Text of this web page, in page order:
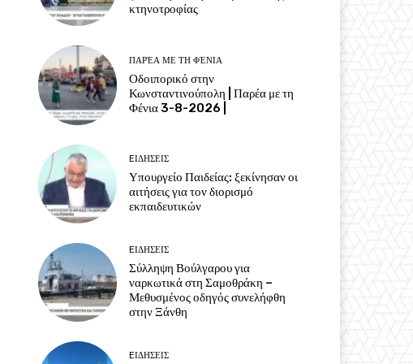
κτηνοτροφίας
ΠΑΡΈΑ ΜΕ ΤΗ ΦΈΝΙΑ
Οδοιπορικό στην
Κωνσταντινούπολη | Παρέα με τη
Φένια 3-8-2026 |
EΙΔΗΣΕΙΣ
Υπουργείο Παιδείας: ξεκίνησαν οι
αιτήσεις για τον διορισμό
εκπαιδευτικών
EΙΔΗΣΕΙΣ
Σύλληψη Βούλγαρου για
ναρκωτικά στη Σαμοθράκη –
Μεθυσμένος οδηγός συνελήφθη
στην Ξάνθη
EΙΔΗΣΕΙΣ